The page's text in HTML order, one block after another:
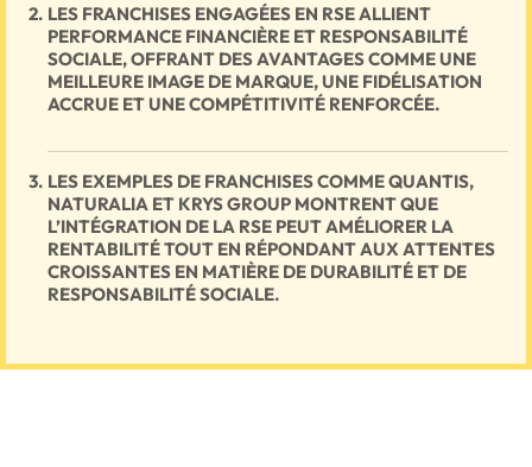
LES FRANCHISES ENGAGÉES EN RSE ALLIENT
PERFORMANCE FINANCIÈRE ET RESPONSABILITÉ
SOCIALE, OFFRANT DES AVANTAGES COMME UNE
MEILLEURE IMAGE DE MARQUE, UNE FIDÉLISATION
ACCRUE ET UNE COMPÉTITIVITÉ RENFORCÉE.
LES EXEMPLES DE FRANCHISES COMME QUANTIS,
NATURALIA ET KRYS GROUP MONTRENT QUE
L’INTÉGRATION DE LA RSE PEUT AMÉLIORER LA
RENTABILITÉ TOUT EN RÉPONDANT AUX ATTENTES
CROISSANTES EN MATIÈRE DE DURABILITÉ ET DE
RESPONSABILITÉ SOCIALE.